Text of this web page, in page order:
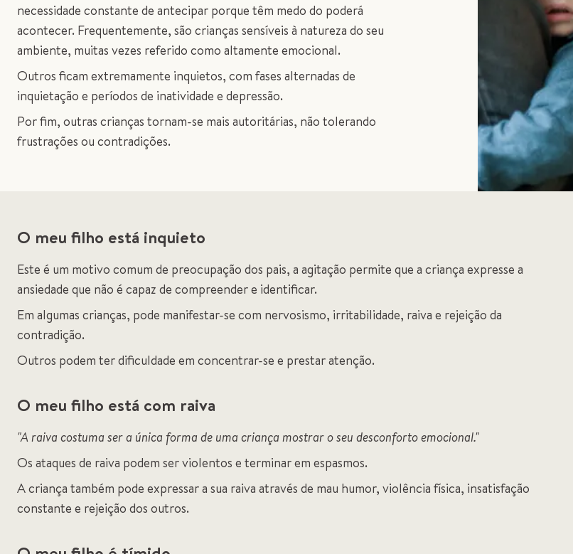
necessidade constante de antecipar porque têm medo do poderá
acontecer. Frequentemente, são crianças sensíveis à natureza do seu
ambiente, muitas vezes referido como altamente emocional.
Outros ficam extremamente inquietos, com fases alternadas de
inquietação e períodos de inatividade e depressão.
Por fim, outras crianças tornam-se mais autoritárias, não tolerando
frustrações ou contradições.
O meu filho está inquieto
Este é um motivo comum de preocupação dos pais, a agitação permite que a criança expresse a
ansiedade que não é capaz de compreender e identificar.
Em algumas crianças, pode manifestar-se com nervosismo, irritabilidade, raiva e rejeição da
contradição.
Outros podem ter dificuldade em concentrar-se e prestar atenção.
O meu filho está com raiva
"A raiva costuma ser a única forma de uma criança mostrar o seu desconforto emocional."
Os ataques de raiva podem ser violentos e terminar em espasmos.
A criança também pode expressar a sua raiva através de mau humor, violência física, insatisfação
constante e rejeição dos outros.